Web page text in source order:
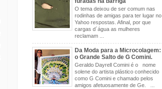
O tema deixou de ser comum nas
rodinhas de amigas para ter lugar no
Yahoo respostas. Afinal, por que
cargas d´água as mulheres
reclamam ...
Da Moda para a Microcolagem:
o Grande Salto de G Comini.
Geraldo Dayrell Comini é o nome
solene do artista plástico conhecido
como G Comini e chamado pelos
amigos afetuosamente de Ge. ...